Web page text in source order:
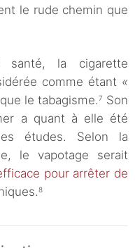
le rude chemin que
santé, la cigarette
comme étant «
que le tabagisme.7 Son
a quant à elle été
études. Selon la
le vapotage serait
pour arrêter de
8